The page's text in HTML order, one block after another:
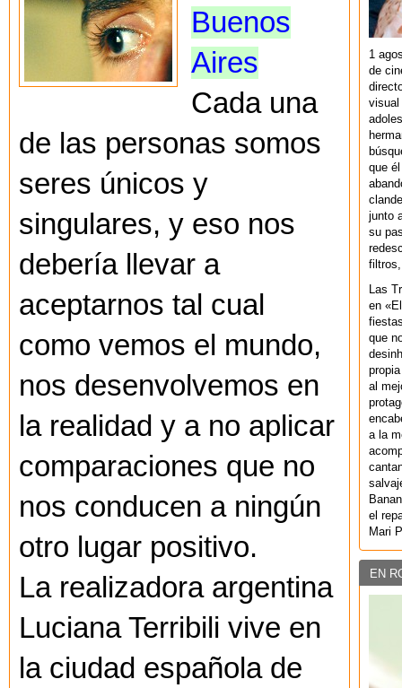
Buenos
Aires
Cada una
de las personas somos
seres únicos y
singulares, y eso nos
debería llevar a
aceptarnos tal cual
como vemos el mundo,
nos desenvolvemos en
la realidad y a no aplicar
comparaciones que no
nos conducen a ningún
otro lugar positivo.
La realizadora argentina
Luciana Terribili vive en
la ciudad española de
1
de
visual
que
junto
su
filtros,
Las
en
que
al
a la
el
Mari
EN